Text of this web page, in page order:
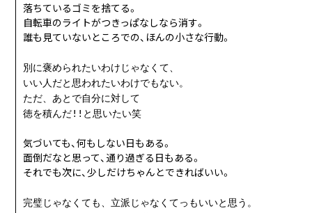
落ちているゴミを捨てる。
自転車のライトがつきっぱなしなら消す。
誰も見ていないところでの、ほんの小さな行動。
別に褒められたいわけじゃなくて、
いい人だと思われたいわけでもない。
ただ、あとで自分に対して
徳を積んだ!!と思いたい笑
気づいても、何もしない日もある。
面倒だなと思って、通り過ぎる日もある。
それでも次に、少しだけちゃんとできればいい。
完璧じゃなくても、立派じゃなくてっもいいと思う。